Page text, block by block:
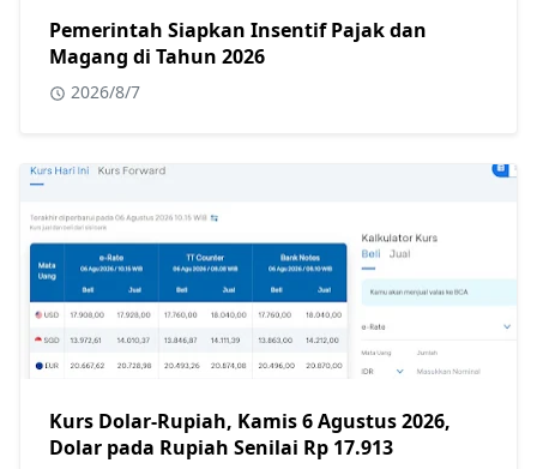
Pemerintah Siapkan Insentif Pajak dan
Magang di Tahun 2026
2026/8/7
Kurs Dolar-Rupiah, Kamis 6 Agustus 2026,
Dolar pada Rupiah Senilai Rp 17.913